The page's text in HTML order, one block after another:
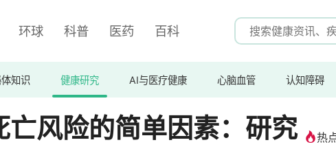
环球 科普 医药 百科
知识 健康研究 AI与医疗健康 心脑血管 认知障碍
风险的简单因素：研究
热